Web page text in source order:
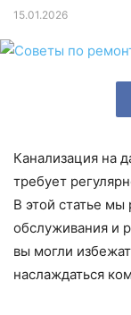
15.01.2026
Канализация на
требует
В этой статье
обслуживания и
вы могли
наслаждаться